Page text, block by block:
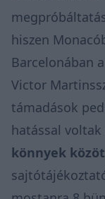
hiszen
Barcelonában
Victor
támadások
hatással
könnyek